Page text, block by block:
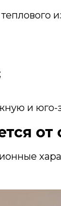
и юго-
от